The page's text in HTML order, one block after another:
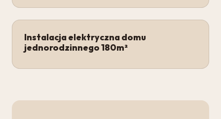
Instalacja elektryczna domu
jednorodzinnego 180m²